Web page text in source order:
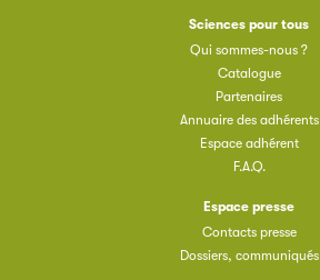
Sciences pour tous
Qui sommes-nous ?
Catalogue
Partenaires
Annuaire des adhérents
Espace adhérent
F.A.Q.
Espace presse
Contacts presse
Dossiers, communiqués